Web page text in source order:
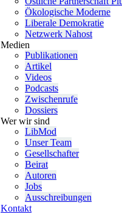
Ökolo­gische Moderne
Liberale Demokratie
Netzwerk Nahost
Medien
Publi­ka­tionen
Artikel
Videos
Podcasts
Zwischenrufe
Dossiers
Wer wir sind
LibMod
Unser Team
Gesell­schafter
Beirat
Autoren
Jobs
Ausschrei­bungen
Kontakt